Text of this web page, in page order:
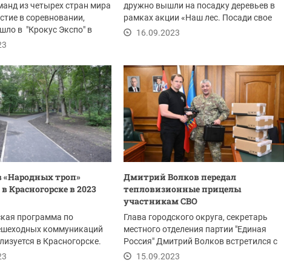
из четырех стран мира
в соревновании,
в "Крокус Экспо" в
дружно вышли на посадку деревьев в
рамках акции «Наш лес. Посади свое
дерево»
16.09.2023
«Народных троп»
Красногорске в 2023
программа по
коммуникаций
в Красногорске.
Дмитрий Волков передал
тепловизионные прицелы
участникам СВО
Глава городского округа, секретарь
местного отделения партии "Единая
Россия" Дмитрий Волков встретился с
сербским...
15.09.2023